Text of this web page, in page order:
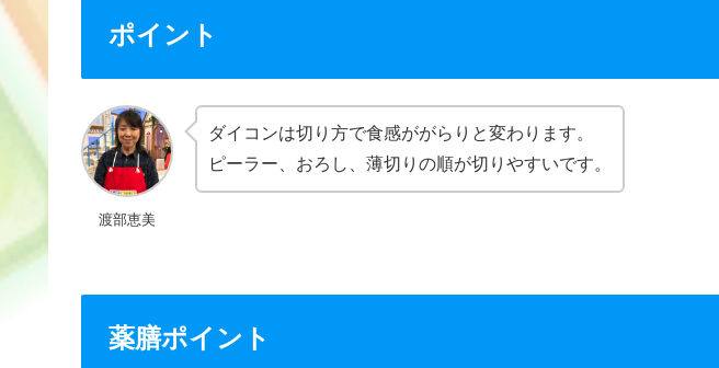
ポイント
渡部恵美
ダイコンは切り方で食感ががらりと変わります。
ピーラー、おろし、薄切りの順が切りやすいです。
薬膳ポイント